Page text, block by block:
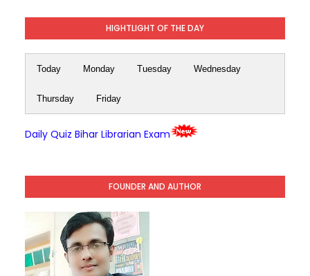
HIGHTLIGHT OF THE DAY
Today Monday Tuesday Wednesday
Thursday Friday
Daily Quiz Bihar Librarian Exam
FOUNDER AND AUTHOR